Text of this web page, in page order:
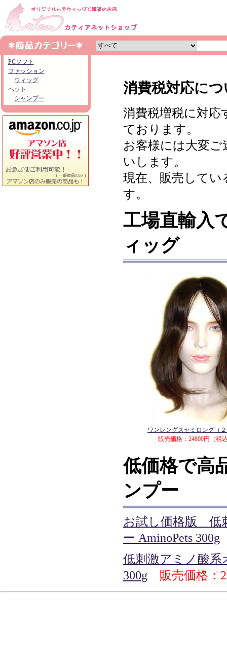
PCソフト
ファッション
ウィッグ
ペット
シャンプー
消費税対応に
消費税増税に対応
ております。
お客様には大変
いします。
現在、販売して
す。
工場直輸入
ィッグ
ワンレングスセミロング（
販売価格：24800円（税
低価格で高
ンプー
お試し価格版 低
ー AminoPets 300g
低刺激アミノ酸系
300g
販売価格：